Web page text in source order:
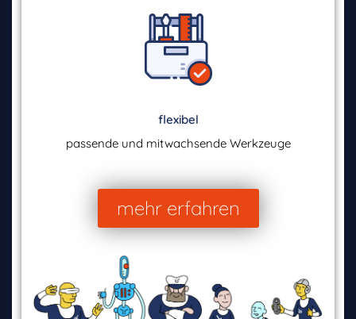
flexibel
passende und mitwachsende Werkzeuge
mehr erfahren